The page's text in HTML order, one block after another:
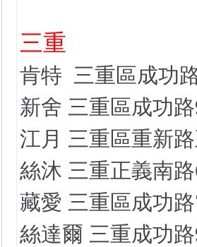
三重
肯特 三重區成功
新舍 三重區成功路
江月 三重區重新
絲沐 三重正義南路
藏愛 三重區成功路
絲達爾 三重成功路